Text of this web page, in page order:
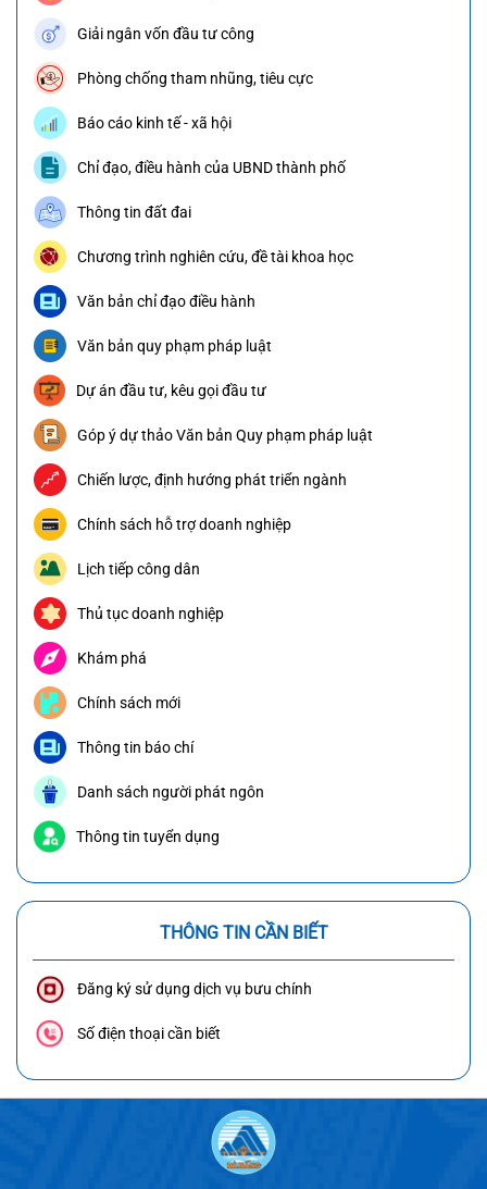
Giải ngân vốn đầu tư công
Phòng chống tham nhũng, tiêu cực
Báo cáo kinh tế - xã hội
Chỉ đạo, điều hành của UBND thành phố
Thông tin đất đai
Chương trình nghiên cứu, đề tài khoa học
Văn bản chỉ đạo điều hành
Văn bản quy phạm pháp luật
Dự án đầu tư, kêu gọi đầu tư
Góp ý dự thảo Văn bản Quy phạm pháp luật
Chiến lược, định hướng phát triển ngành
Chính sách hỗ trợ doanh nghiệp
Lịch tiếp công dân
Thủ tục doanh nghiệp
Khám phá
Chính sách mới
Thông tin báo chí
Danh sách người phát ngôn
Thông tin tuyển dụng
THÔNG TIN CẦN BIẾT
Đăng ký sử dụng dịch vụ bưu chính
Số điện thoại cần biết